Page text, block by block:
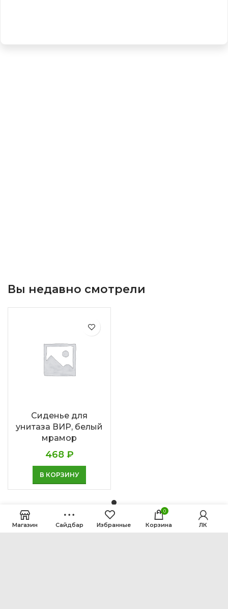
Вы недавно смотрели
Сиденье для
унитаза ВИР, белый
мрамор
468 ₽
В КОРЗИНУ
Магазин Сайдбар Избранные
0
Корзина ЛК